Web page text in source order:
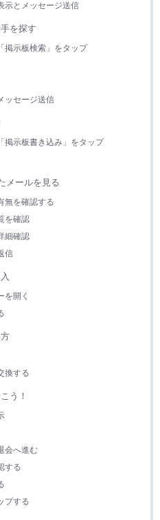
示とメッセージ送信
を探す
掲示板検索」をタップ
ッセージ送信
掲示板書き込み」をタップ
メールを見る
無を確認する
を確認
細確認
信
を開く
換する
う！
会へ進む
する
プする